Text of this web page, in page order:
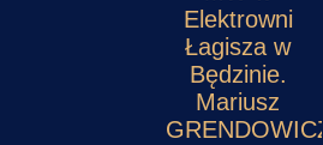
Elektrowni
Łagisza w
Będzinie.
Mariusz
GRENDOWICZ